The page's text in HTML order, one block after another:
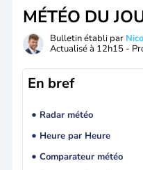
MÉTÉO DU
Bulletin établi par
Actualisé à 12h15 -
En bref
Radar météo
Heure par Heure
Comparateur météo